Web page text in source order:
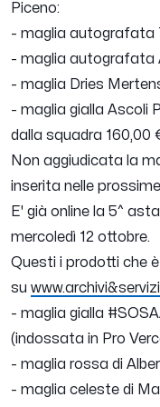
Piceno:
- maglia autografata
- maglia autografata
- maglia Dries
- maglia gialla Ascoli
dalla squadra 160,00
Non aggiudicata la
inserita nelle
E' già online la 5^
mercoledì 12 ottobre.
Questi i prodotti che
su
- maglia gialla
(indossata in Pro
- maglia rossa di
- maglia celeste di